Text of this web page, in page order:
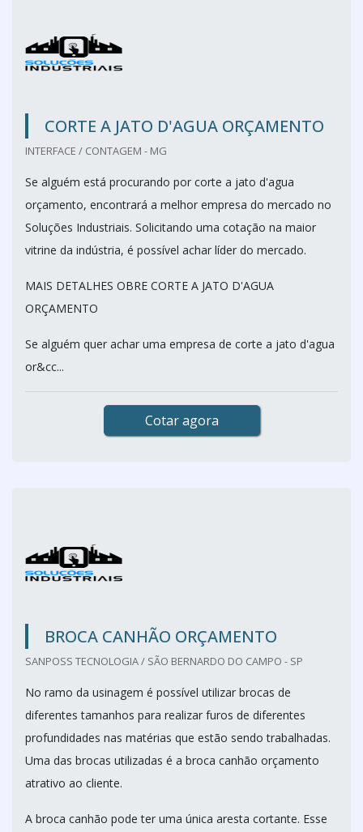
CORTE A JATO D'AGUA ORÇAMENTO
INTERFACE / CONTAGEM - MG
Se alguém está procurando por corte a jato d'agua
orçamento, encontrará a melhor empresa do mercado no
Soluções Industriais. Solicitando uma cotação na maior
vitrine da indústria, é possível achar líder do mercado.
MAIS DETALHES OBRE CORTE A JATO D'AGUA
ORÇAMENTO
Se alguém quer achar uma empresa de corte a jato d'agua
or&cc...
Cotar agora
BROCA CANHÃO ORÇAMENTO
SANPOSS TECNOLOGIA / SÃO BERNARDO DO CAMPO - SP
No ramo da usinagem é possível utilizar brocas de
diferentes tamanhos para realizar furos de diferentes
profundidades nas matérias que estão sendo trabalhadas.
Uma das brocas utilizadas é a broca canhão orçamento
atrativo ao cliente.
A broca canhão pode ter uma única aresta cortante. Esse